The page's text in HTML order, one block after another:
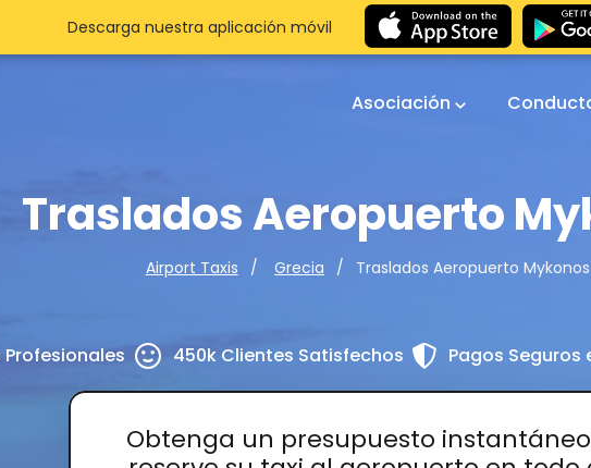
Asociación
Traslados Aeropuerto
Airport Taxis Grecia Traslados Aeropuerto Mykonos
450k Clientes Satisfechos Pagos Seguros
Obtenga un presupuesto
Descarga nuestra aplicación móvil